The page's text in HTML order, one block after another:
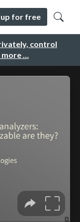
control
more …
up for free